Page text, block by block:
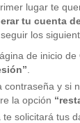
lugar te
tu cuenta
los
de inicio
.
contraseña y si
la opción
te solicitará tus